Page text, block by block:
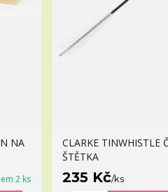
NA
2 ks
CLARKE TINWHISTLE
ŠTĚTKA
235 Kč/ks